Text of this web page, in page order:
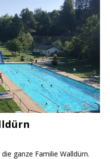
ganze Familie Walldürn.